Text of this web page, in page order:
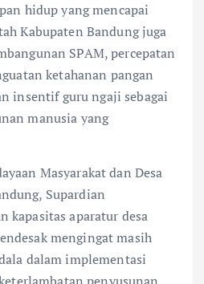
hidup yang mencapai
Kabupaten Bandung juga
SPAM, percepatan
ketahanan pangan
insentif guru ngaji sebagai
manusia yang
Masyarakat dan Desa
Supardian
kapasitas aparatur desa
mengingat masih
dalam implementasi